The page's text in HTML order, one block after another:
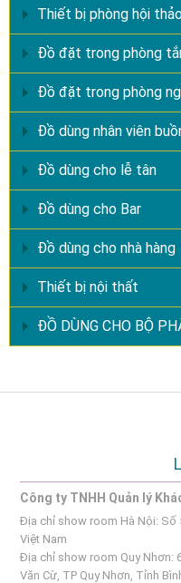
Thiết bị phòng hội
Đồ đặt trong phòng
Đồ đặt trong phòng
Đồ dùng nhân viên
Đồ dùng cho lễ tân
Đồ dùng cho Bar
Đồ dùng cho nhà hàng
Thiết bị nội thất
ĐỒ DÙNG CHO BỘ
Công ty TNHH Quản lý
Địa chỉ show room Hà Nội: Số
Việt Nam
Địa chỉ show room Quy Nhơn:
Văn Cừ, TP Quy Nhơn, Tỉnh